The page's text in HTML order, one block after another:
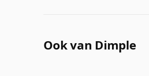
Ook van Dimple